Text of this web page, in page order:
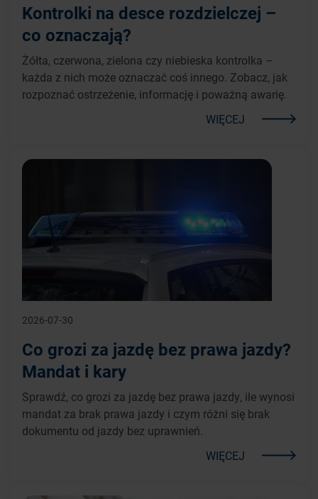
Kontrolki na desce rozdzielczej –
co oznaczają?
Żółta, czerwona, zielona czy niebieska kontrolka –
każda z nich może oznaczać coś innego. Zobacz, jak
rozpoznać ostrzeżenie, informację i poważną awarię.
WIĘCEJ
2026-07-30
Co grozi za jazdę bez prawa jazdy?
Mandat i kary
Sprawdź, co grozi za jazdę bez prawa jazdy, ile wynosi
mandat za brak prawa jazdy i czym różni się brak
dokumentu od jazdy bez uprawnień.
WIĘCEJ